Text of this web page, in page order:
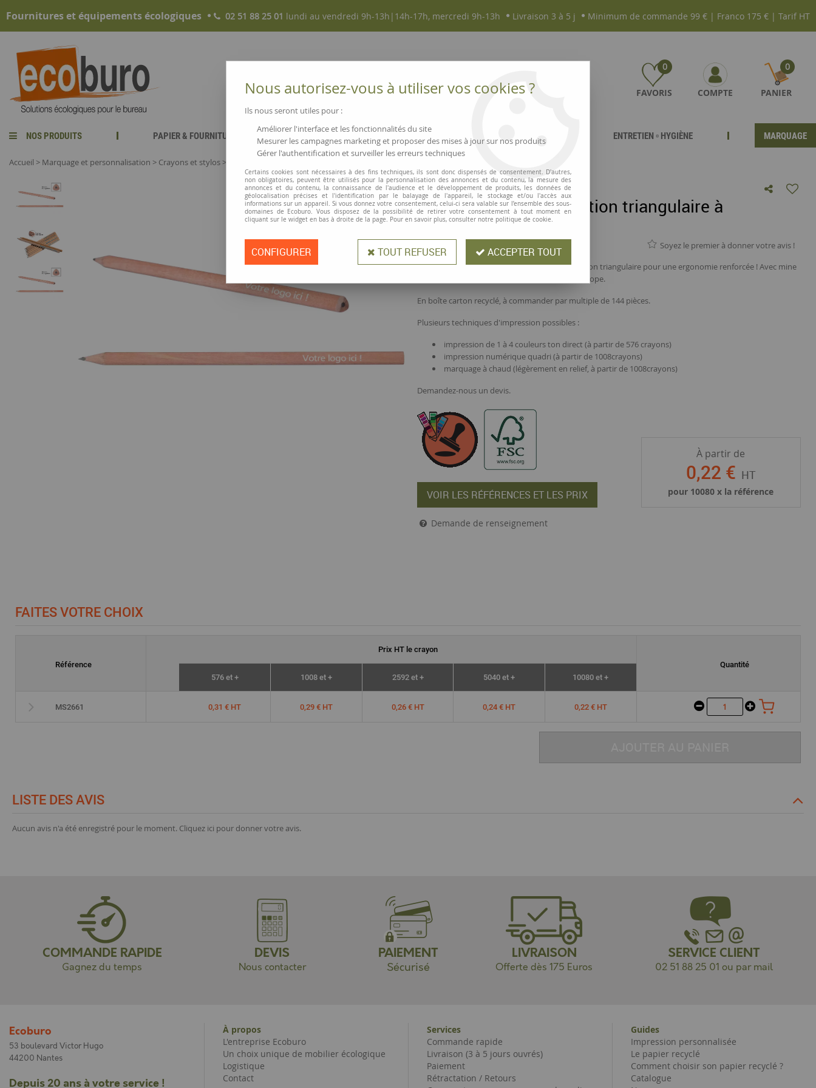
Fournitures et équipements écologiques 02 51 88 25 01 lundi au vendredi 9h-13h|14h-17h, mercredi 9h-13h Livraison 3 à 5 j Minimum de commande 99 € | Franco 175 € | Tarif HT
0
FAVORIS COMPTE
0
PANIER
NOS PRODUITS PAPIER & FOURNITURES NOUVEAUTÉS MAGASINS ▫ COMMERCES ENTRETIEN ▫ HYGIÈNE MARQUAGE
Accueil > Marquage et personnalisation > Crayons et stylos >
Crayon bois FSC® section triangulaire à
personnaliser
Soyez le premier à donner votre avis !
Crayons en bois de tilleul labelisé FSC®, de section triangulaire pour une ergonomie renforcée ! Avec mine
graphite HB, longueur 17,5 cm. Fabriqués en Europe.
En boîte carton recyclé, à commander par multiple de 144 pièces.
Plusieurs techniques d'impression possibles :
impression de 1 à 4 couleurs ton direct (à partir de 576 crayons)
impression numérique quadri (à partir de 1008crayons)
marquage à chaud (légèrement en relief, à partir de 1008crayons)
Demandez-nous un devis.
VOIR LES RÉFÉRENCES ET LES PRIX
À partir de
0,22 € HT
pour 10080 x la référence
Demande de renseignement
FAITES VOTRE CHOIX
Référence
Prix HTle crayon
576 et + 1008 et + 2592 et + 5040 et + 10080 et +
Quantité
MS2661 0,31 € HT 0,29 € HT 0,26 € HT 0,24 € HT 0,22 € HT
LISTE DES AVIS
Aucun avis n'a été enregistré pour le moment. Cliquez ici pour donner votre avis.
COMMANDE RAPIDE
Gagnez du temps
DEVIS
Nous contacter
PAIEMENT
Sécurisé
LIVRAISON
Offerte dès 175 Euros
SERVICE CLIENT
02 51 88 25 01 ou par mail
Ecoburo
53 boulevard Victor Hugo
44200 Nantes
Depuis 20 ans à votre service !
À propos
L'entreprise Ecoburo
Un choix unique de mobilier écologique
Logistique
Contact
Services
Commande rapide
Livraison (3 à 5 jours ouvrés)
Paiement
Rétractation / Retours
Guides
Impression personnalisée
Le papier recyclé
Comment choisir son papier recyclé ?
Catalogue
Nous autorisez-vous à utiliser vos cookies ?
Ils nous seront utiles pour :
Améliorer l'interface et les fonctionnalités du site
Mesurer les campagnes marketing et proposer des mises à jour sur nos produits
Gérer l'authentification et surveiller les erreurs techniques
Certains cookies sont nécessaires à des fins techniques, ils sont donc dispensés de consentement. D'autres,
non obligatoires, peuvent être utilisés pour la personnalisation des annonces et du contenu, la mesure des
annonces et du contenu, la connaissance de l'audience et le développement de produits, les données de
géolocalisation précises et l'identification par le balayage de l'appareil, le stockage et/ou l'accès aux
informations sur un appareil. Si vous donnez votre consentement, celui-ci sera valable sur l’ensemble des sous-
domaines de Ecoburo. Vous disposez de la possibilité de retirer votre consentement à tout moment en
cliquant sur le widget en bas à droite de la page. Pour en savoir plus, consulter notre politique de cookie.
CONFIGURER TOUT REFUSER ACCEPTER TOUT